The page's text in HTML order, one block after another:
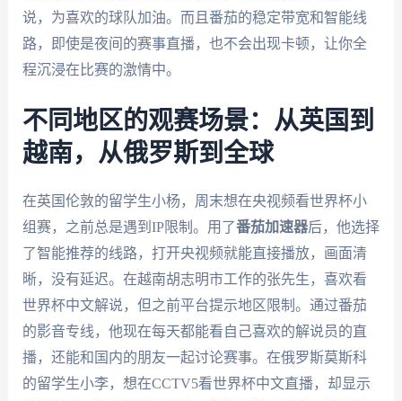
说，为喜欢的球队加油。而且番茄的稳定带宽和智能线
路，即使是夜间的赛事直播，也不会出现卡顿，让你全
程沉浸在比赛的激情中。
不同地区的观赛场景：从英国到
越南，从俄罗斯到全球
在英国伦敦的留学生小杨，周末想在央视频看世界杯小
组赛，之前总是遇到IP限制。用了番茄加速器后，他选择
了智能推荐的线路，打开央视频就能直接播放，画面清
晰，没有延迟。在越南胡志明市工作的张先生，喜欢看
世界杯中文解说，但之前平台提示地区限制。通过番茄
的影音专线，他现在每天都能看自己喜欢的解说员的直
播，还能和国内的朋友一起讨论赛事。在俄罗斯莫斯科
的留学生小李，想在CCTV5看世界杯中文直播，却显示